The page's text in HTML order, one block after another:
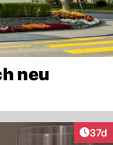
neu
37d